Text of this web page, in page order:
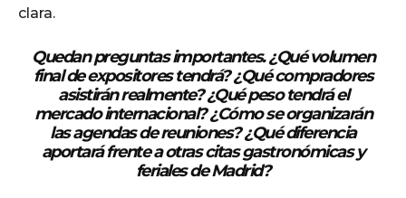
clara.
Quedan preguntas importantes. ¿Qué volumen
final de expositores tendrá? ¿Qué compradores
asistirán realmente? ¿Qué peso tendrá el
mercado internacional? ¿Cómo se organizarán
las agendas de reuniones? ¿Qué diferencia
aportará frente a otras citas gastronómicas y
feriales de Madrid?